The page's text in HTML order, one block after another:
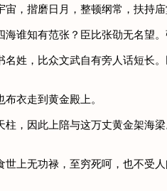
，揩磨日月，整顿纲常，扶持庙
知有范张？臣比张劭无名望。
姓，比众文武自有旁人话短长
衣走到黄金殿上。
，因此上陪与这万丈黄金架海
上无功禄，至穷死呵，也不受